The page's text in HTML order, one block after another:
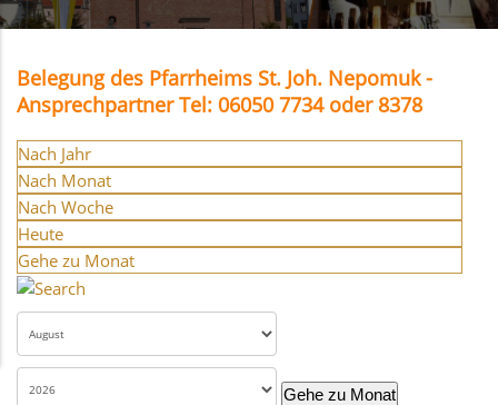
Belegung des Pfarrheims St. Joh. Nepomuk -
Ansprechpartner Tel: 06050 7734 oder 8378
Nach Jahr
Nach Monat
Nach Woche
Heute
Gehe zu Monat
Gehe zu Monat